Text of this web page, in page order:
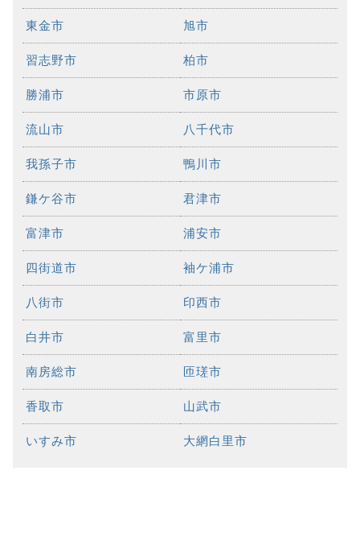
東金市 旭市
習志野市 柏市
勝浦市 市原市
流山市 八千代市
我孫子市 鴨川市
鎌ケ谷市 君津市
富津市 浦安市
四街道市 袖ケ浦市
八街市 印西市
白井市 富里市
南房総市 匝瑳市
香取市 山武市
いすみ市 大網白里市